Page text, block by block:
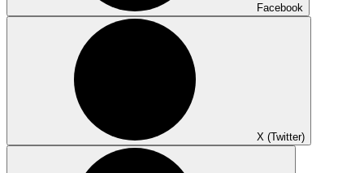
Facebook
X (Twitter)